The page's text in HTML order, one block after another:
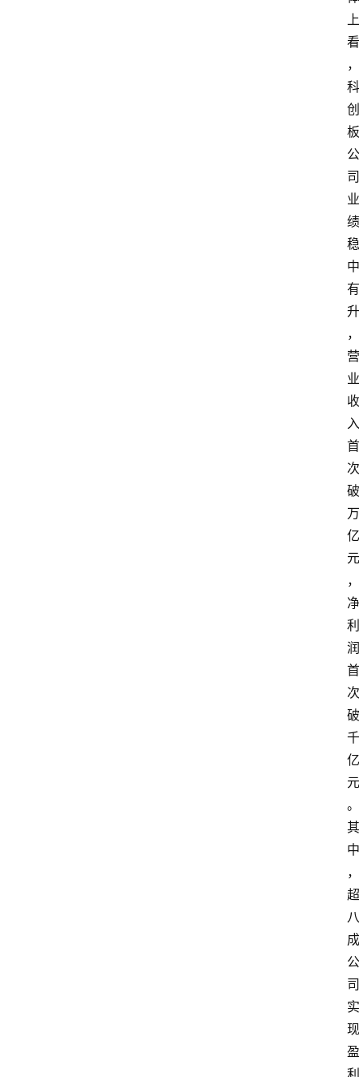
上
看
，
科
创
板
公
司
业
绩
稳
中
有
升
，
营
业
收
入
首
次
破
万
亿
元
，
净
利
润
首
次
破
千
亿
元
。
其
中
，
超
八
成
公
司
实
现
盈
利